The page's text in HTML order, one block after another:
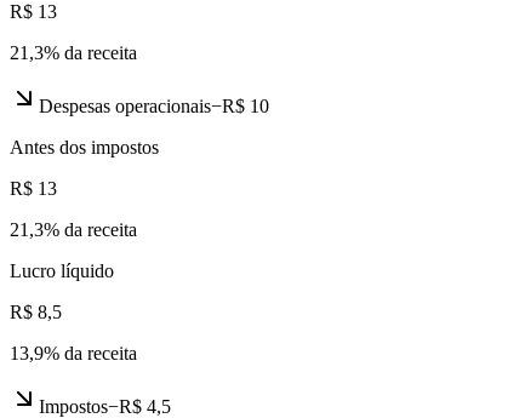
R$ 13
21,3% da receita
Despesas operacionais−R$ 10
Antes dos impostos
R$ 13
21,3% da receita
Lucro líquido
R$ 8,5
13,9% da receita
Impostos−R$ 4,5